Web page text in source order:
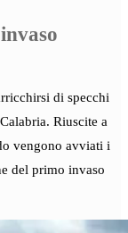
di specchi
Riuscite a
vengono avviati i
del primo invaso